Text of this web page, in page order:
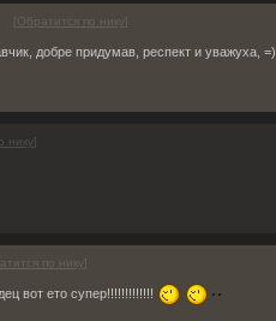
[Обратится по нику ]
добре придумав, респект и уважуха, =)
нику
по нику ]
вот ето супер!!!!!!!!!!!!!